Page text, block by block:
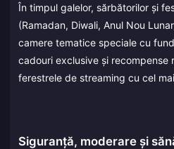
În timpul galelor, sărbătorilor și
(Ramadan, Diwali, Anul Nou
camere tematice speciale cu
cadouri exclusive și recompense
ferestrele de streaming cu cel
Siguranță, moderare și